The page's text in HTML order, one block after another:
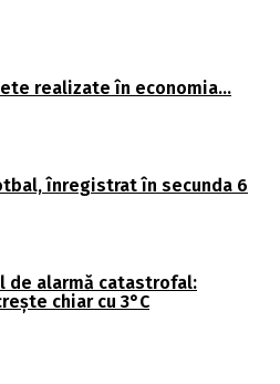
realizate în economia…
înregistrat în secunda 6
de alarmă catastrofal:
chiar cu 3°C